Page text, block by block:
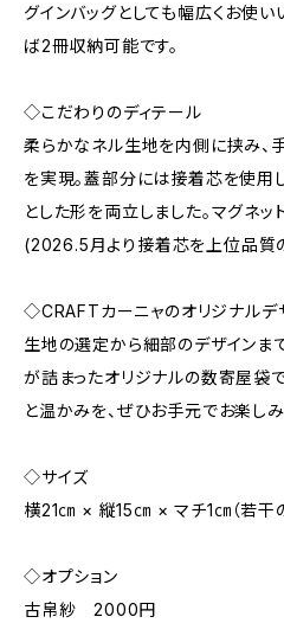
グインバッグとしても幅広くお使
ば2冊収納可能です。
◇こだわりのディテール
柔らかなネル生地を内側に挟み、
を実現。蓋部分には接着芯を使用
とした形を両立しました。マグネッ
(2026.5月より接着芯を上位品質
◇CRAFTカーニャのオリジナルデ
生地の選定から細部のデザインま
が詰まったオリジナルの数寄屋袋
と温かみを、ぜひお手元でお楽しみ
◇サイズ
横21㎝ × 縦15㎝ × マチ1㎝（若干
◇オプション
古帛紗 2000円